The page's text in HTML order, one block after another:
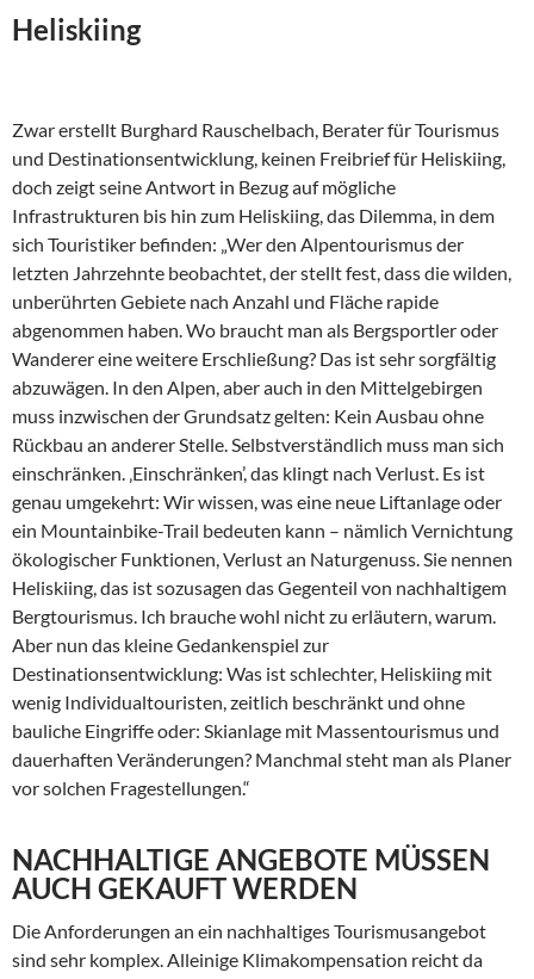
Heliskiing
Zwar erstellt Burghard Rauschelbach, Berater für Tourismus
und Destinationsentwicklung, keinen Freibrief für Heliskiing,
doch zeigt seine Antwort in Bezug auf mögliche
Infrastrukturen bis hin zum Heliskiing, das Dilemma, in dem
sich Touristiker befinden: „Wer den Alpentourismus der
letzten Jahrzehnte beobachtet, der stellt fest, dass die wilden,
unberührten Gebiete nach Anzahl und Fläche rapide
abgenommen haben. Wo braucht man als Bergsportler oder
Wanderer eine weitere Erschließung? Das ist sehr sorgfältig
abzuwägen. In den Alpen, aber auch in den Mittelgebirgen
muss inzwischen der Grundsatz gelten: Kein Ausbau ohne
Rückbau an anderer Stelle. Selbstverständlich muss man sich
einschränken. ‚Einschränken’, das klingt nach Verlust. Es ist
genau umgekehrt: Wir wissen, was eine neue Liftanlage oder
ein Mountainbike-Trail bedeuten kann – nämlich Vernichtung
ökologischer Funktionen, Verlust an Naturgenuss. Sie nennen
Heliskiing, das ist sozusagen das Gegenteil von nachhaltigem
Bergtourismus. Ich brauche wohl nicht zu erläutern, warum.
Aber nun das kleine Gedankenspiel zur
Destinationsentwicklung: Was ist schlechter, Heliskiing mit
wenig Individualtouristen, zeitlich beschränkt und ohne
bauliche Eingriffe oder: Skianlage mit Massentourismus und
dauerhaften Veränderungen? Manchmal steht man als Planer
vor solchen Fragestellungen.“
NACHHALTIGE ANGEBOTE MÜSSEN
AUCH GEKAUFT WERDEN
Die Anforderungen an ein nachhaltiges Tourismusangebot
sind sehr komplex. Alleinige Klimakompensation reicht da